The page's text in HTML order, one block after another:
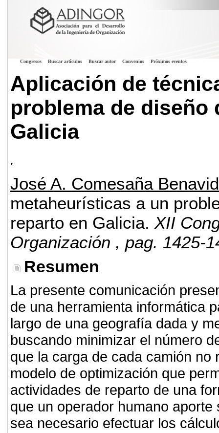
Congresos Buscar artículos Buscar autor Convenios Próximos eventos
Aplicación de
problema de diseño
Galicia
.
José A. Comesaña
metaheurísticas a un
reparto en Galicia. XII
Organización , pag. 1425-
Resumen
La presente comunicación
de una herramienta informática
largo de una geografía dada y
buscando minimizar el número
que la carga de cada camión
modelo de optimización que
actividades de reparto de una
que un operador humano
sea necesario efectuar los